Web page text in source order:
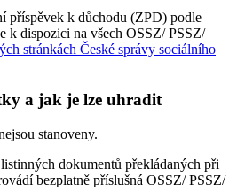
příspěvek k důchodu (ZPD) podle
k dispozici na všech OSSZ/ PSSZ/
stránkách České správy sociálního
a jak je lze uhradit
stanoveny.
dokumentů překládaných při
bezplatně příslušná OSSZ/ PSSZ/